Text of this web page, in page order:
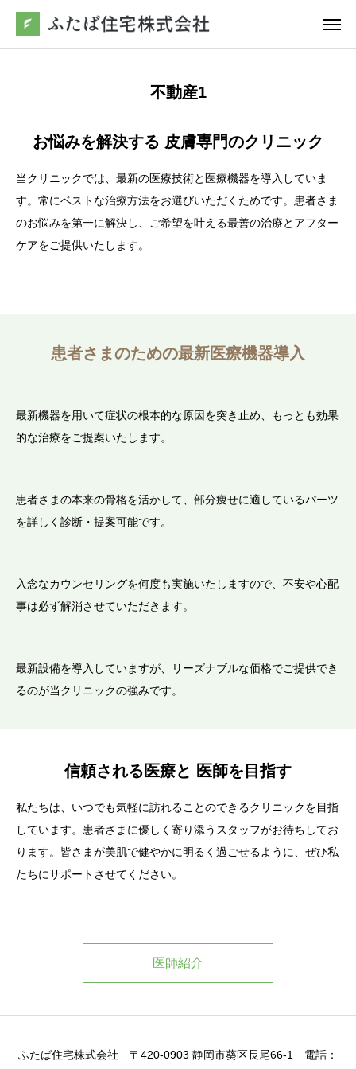
不動産1
お悩みを解決する 皮膚専門のクリニック
当クリニックでは、最新の医療技術と医療機器を導入していま
す。常にベストな治療方法をお選びいただくためです。患者さま
のお悩みを第一に解決し、ご希望を叶える最善の治療とアフター
ケアをご提供いたします。
患者さまのための最新医療機器導入
最新機器を用いて症状の根本的な原因を突き止め、もっとも効果
的な治療をご提案いたします。
患者さまの本来の骨格を活かして、部分痩せに適しているパーツ
を詳しく診断・提案可能です。
入念なカウンセリングを何度も実施いたしますので、不安や心配
事は必ず解消させていただきます。
最新設備を導入していますが、リーズナブルな価格でご提供でき
るのが当クリニックの強みです。
信頼される医療と 医師を目指す
私たちは、いつでも気軽に訪れることのできるクリニックを目指
しています。患者さまに優しく寄り添うスタッフがお待ちしてお
ります。皆さまが美肌で健やかに明るく過ごせるように、ぜひ私
たちにサポートさせてください。
医師紹介
ふたば住宅株式会社 〒420-0903 静岡市葵区長尾66-1 電話：
アクセス
ふたば住宅について
リフォーム